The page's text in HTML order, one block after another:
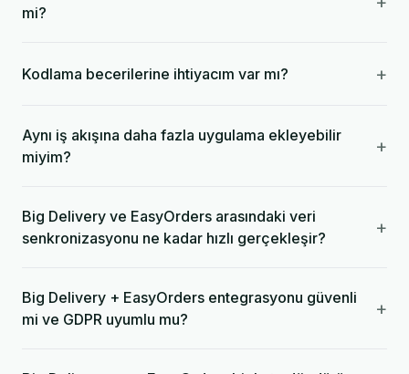
mi?
Kodlama becerilerine ihtiyacım var mı? +
Aynı iş akışına daha fazla uygulama ekleyebilir
miyim?
+
Big Delivery ve EasyOrders arasındaki veri
senkronizasyonu ne kadar hızlı gerçekleşir?
+
Big Delivery + EasyOrders entegrasyonu güvenli
mi ve GDPR uyumlu mu?
+